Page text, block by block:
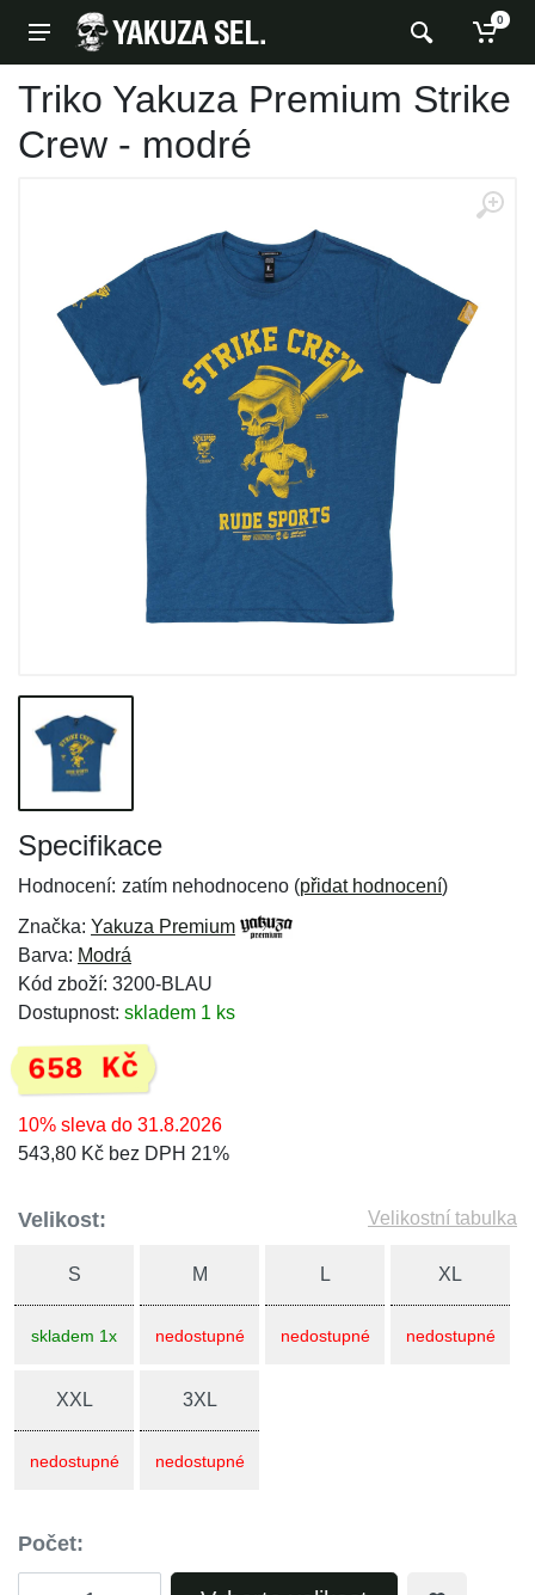
0
Triko Yakuza Premium Strike
Crew - modré
Specifikace
Hodnocení: zatím nehodnoceno (přidat hodnocení)
Značka: Yakuza Premium
Barva: Modrá
Kód zboží: 3200-BLAU
Dostupnost: skladem 1 ks
658 Kč
10% sleva do 31.8.2026
543,80 Kč bez DPH 21%
Velikost: Velikostní tabulka
S
skladem 1x
M
nedostupné
L
nedostupné
XL
nedostupné
XXL
nedostupné
3XL
nedostupné
Počet: